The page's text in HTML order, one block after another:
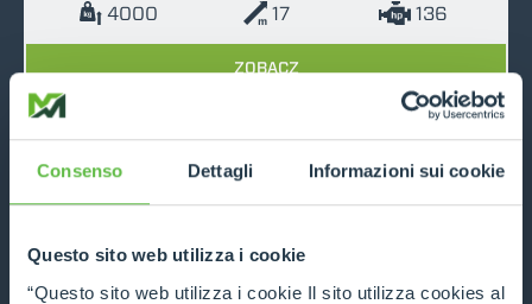
Consenso Dettagli Informazioni sui cookie
Questo sito web utilizza i cookie
“Questo sito web utilizza i cookie Il sito utilizza cookies al
4000 17 136
ZOBACZ
PORÓWNAJ